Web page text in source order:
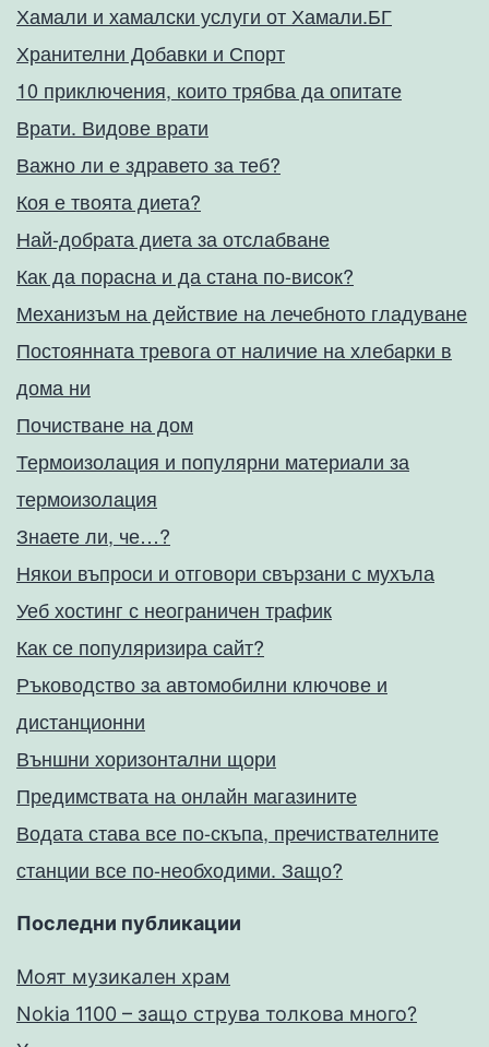
Хамали и хамалски услуги от Хамали.БГ
Хранителни Добавки и Спорт
10 приключения, които трябва да опитате
Врати. Видове врати
Важно ли е здравето за теб?
Коя е твоята диета?
Най-добрата диета за отслабване
Как да порасна и да стана по-висок?
Механизъм на действие на лечебното гладуване
Постоянната тревога от наличие на хлебарки в
дома ни
Почистване на дом
Термоизолация и популярни материали за
термоизолация
Знаете ли, че…?
Някои въпроси и отговори свързани с мухъла
Уеб хостинг с неограничен трафик
Как се популяризира сайт?
Ръководство за автомобилни ключове и
дистанционни
Външни хоризонтални щори
Предимствата на онлайн магазините
Водата става все по-скъпа, пречиствателните
станции все по-необходими. Защо?
Последни публикации
Моят музикален храм
Nokia 1100 – защо струва толкова много?